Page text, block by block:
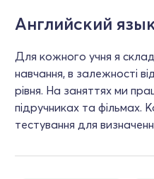
Английский
Для кожного учня я
навчання, в залежності
рівня. На заняттях ми
підручниках та фільмах.
тестування для